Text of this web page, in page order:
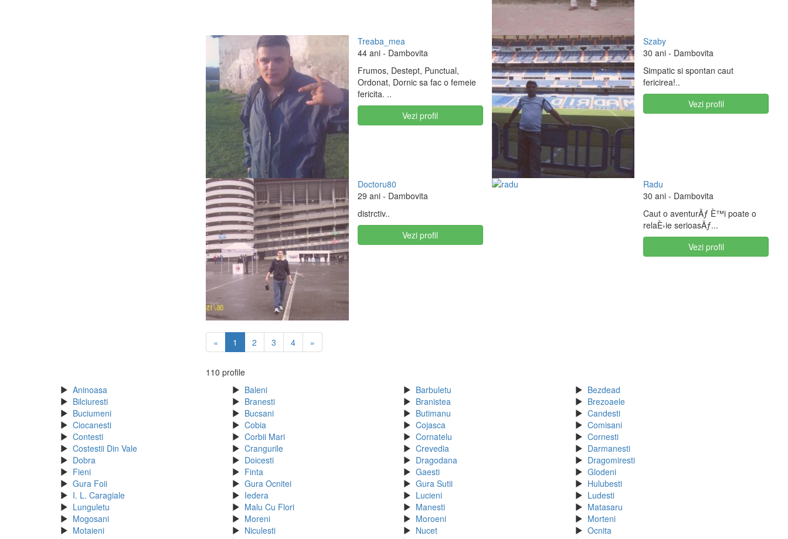
Treaba_mea
44 ani- Dambovita
Frumos, Destept, Punctual,
Ordonat, Dornic sa fac o femeie
fericita. ..
Vezi profil
Szaby
30 ani - Dambovita
Simpatic si spontan caut
fericirea!..
Vezi profil
Doctoru80
29 ani- Dambovita
distrctiv..
Vezi profil
Radu
30 ani - Dambovita
Caut o aventurÄƒ È™i poate o
relaÈ›ie serioasÄƒ...
Vezi profil
« 1 2 3 4 »
110 profile
Aninoasa
Baleni Barbuletu
Bezdead
Bilciuresti
Branesti Branistea
Brezoaele
Buciumeni
Bucsani Butimanu
Candesti
Ciocanesti
Cobia Cojasca
Comisani
Contesti
Corbii Mari Cornatelu
Cornesti
Costestii Din Vale
Crangurile Crevedia
Darmanesti
Dobra
Doicesti Dragodana
Dragomiresti
Fieni
Finta Gaesti
Glodeni
Gura Foii
Gura Ocnitei Gura Sutii
Hulubesti
I. L. Caragiale
Iedera Lucieni
Ludesti
Lunguletu
Malu Cu Flori Manesti
Matasaru
Mogosani
Moreni Moroeni
Morteni
Motaieni
Niculesti Nucet
Ocnita